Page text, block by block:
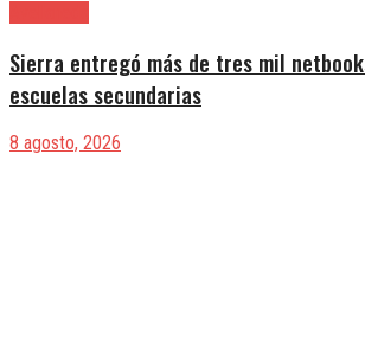
Sierra entregó más de tres mil
escuelas secundarias
8 agosto, 2026